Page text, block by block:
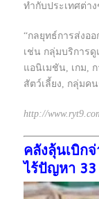
ทำกับประเทศต่า
“กลยุทธ์การส่งอ
เช่น กลุ่มบริการ
แอนิเมชัน, เกม,
สัตว์เลี้ยง, กลุ่มค
http://
คลังลุ้นเบิก
ไร้ปัญหา